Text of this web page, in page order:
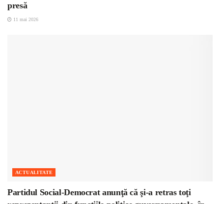
presă
11 mai 2026
ACTUALITATE
Partidul Social-Democrat anunţă că şi-a retras toţi